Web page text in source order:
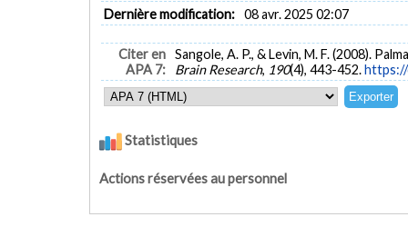
Dernière modification: 08 avr. 2025 02:07
Citer en
APA 7:
Sangole, A. P., & Levin, M. F. (2008).
Brain Research, 190(4), 443-452.
Statistiques
Actions réservées au personnel